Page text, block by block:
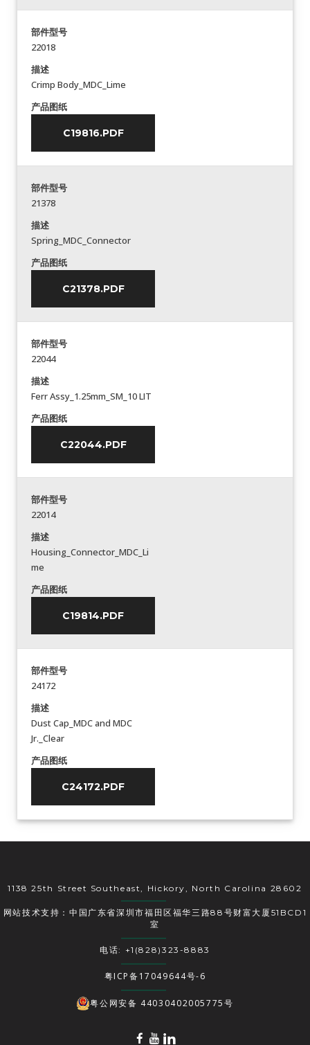
部件型号
22018
描述
Crimp Body_MDC_Lime
产品图纸
C19816.PDF
部件型号
21378
描述
Spring_MDC_Connector
产品图纸
C21378.PDF
部件型号
22044
描述
Ferr Assy_1.25mm_SM_10 LIT
产品图纸
C22044.PDF
部件型号
22014
描述
Housing_Connector_MDC_Li
me
产品图纸
C19814.PDF
部件型号
24172
描述
Dust Cap_MDC and MDC
Jr._Clear
产品图纸
C24172.PDF
1138 25th Street Southeast, Hickory, North Carolina 28602
网站技术支持：中国广东省深圳市福田区福华三路88号财富大厦51BCD1
室
电话: +1(828)323-8883
粤ICP备17049644号-6
粤公网安备 44030402005775号